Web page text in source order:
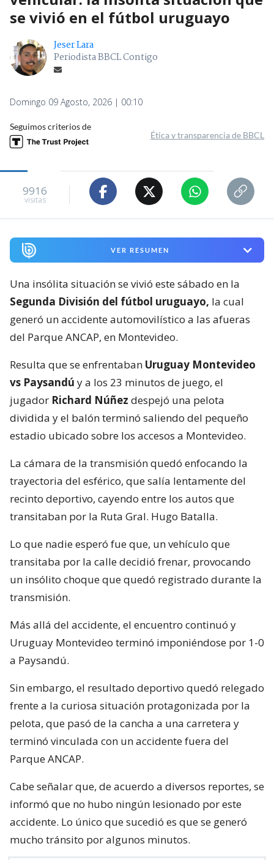
se vivió en el fútbol uruguayo
Jeser Lara
Periodista BBCL Contigo
Domingo 09 Agosto, 2026 | 00:10
Seguimos criterios de
Ética y transparencia de BBCL
9916
visitas
VER RESUMEN
Una insólita situación se vivió este sábado en la
Segunda División del fútbol uruguayo, la cual
generó un accidente automovilístico a las afueras
del Parque ANCAP, en Montevideo.
Resulta que se enfrentaban Uruguay Montevideo
vs Paysandú y a los 23 minutos de juego, el
jugador Richard Núñez despejó una pelota
dividida y el balón terminó saliendo del pequeño
estadio ubicado sobre los accesos a Montevideo.
La cámara de la transmisión quedó enfocando la
trayectoria del esférico, que salía lentamente del
recinto deportivo, cayendo entre los autos que
transitaban por la Ruta Gral. Hugo Batalla.
Lo que nadie esperó fue que, un vehículo que
transitaba por la calle decidió frenar, provocando
un insólito choque que quedó registrado durante la
transmisión.
Más allá del accidente, el encuentro continuó y
Uruguay Montevideo terminó imponiéndose por 1-0
a Paysandú.
Sin embargo, el resultado deportivo quedó relegado
frente a la curiosa situación protagonizada por la
pelota, que pasó de la cancha a una carretera y
terminó vinculada con un accidente fuera del
Parque ANCAP.
Cabe señalar que, de acuerdo a diversos reportes, se
informó que no hubo ningún lesionado por este
accidente. Lo único que sucedió es que se generó
mucho tránsito por algunos minutos.